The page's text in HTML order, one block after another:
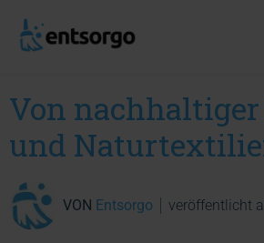
Von
und
VON Entsorgo veröffentlicht